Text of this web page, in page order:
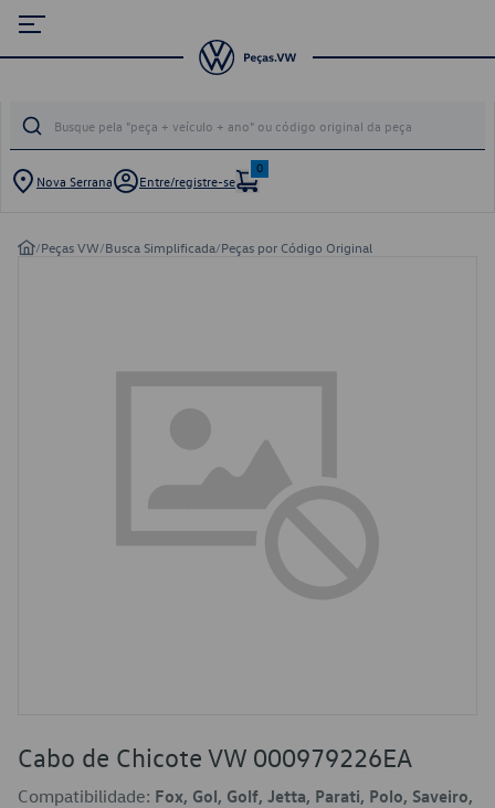
Nova Serrana Entre/registre-se
0
/Peças VW/Busca Simplificada/Peças por Código Original
Cabo de Chicote VW 000979226EA
Compatibilidade: Fox, Gol, Golf, Jetta, Parati, Polo, Saveiro,